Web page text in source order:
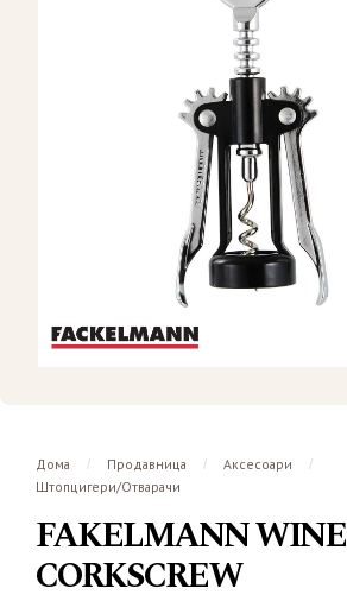
Дома / Продавница / Аксесоари /
Штопцигери/Отварачи
FAKELMANN WINE
CORKSCREW